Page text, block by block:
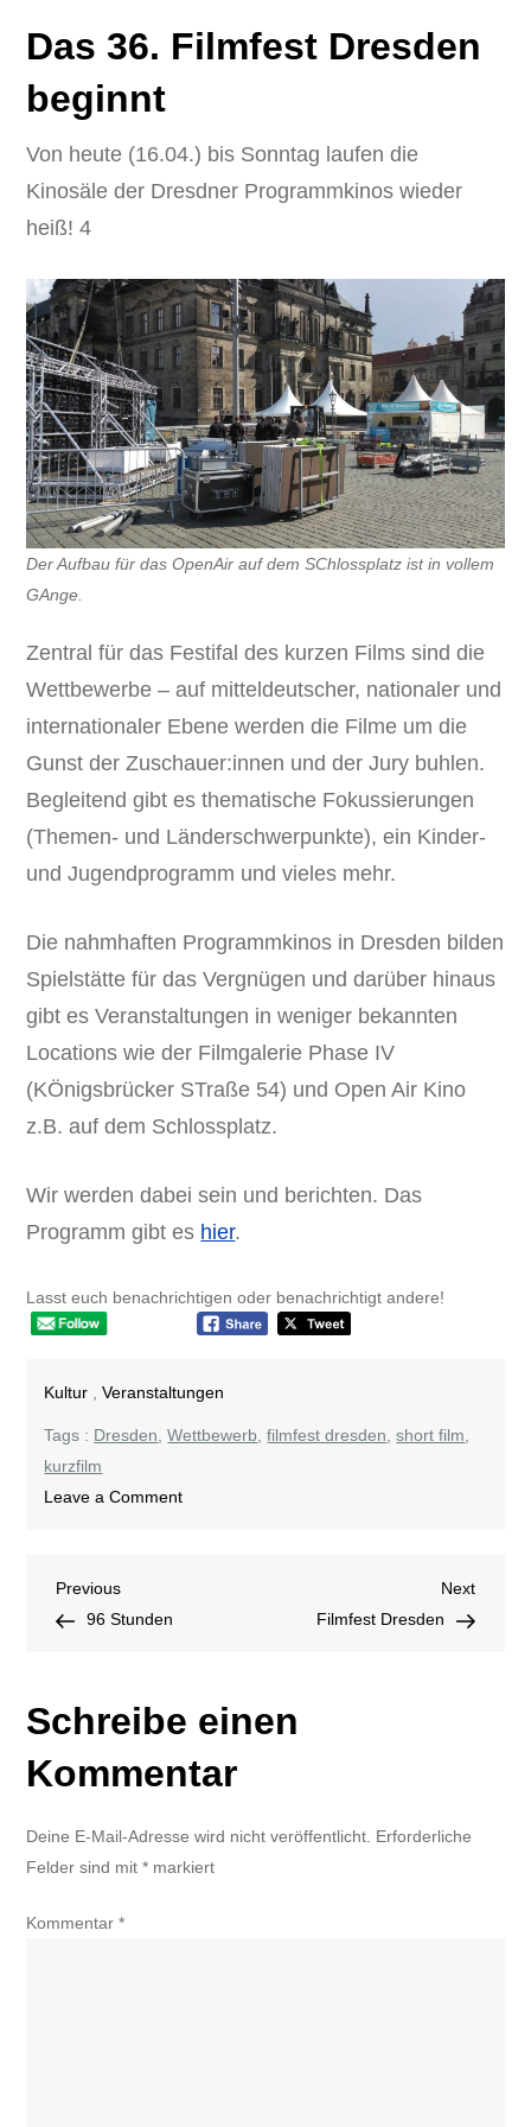
Das 36. Filmfest Dresden
beginnt
Von heute (16.04.) bis Sonntag laufen die
Kinosäle der Dresdner Programmkinos wieder
heiß! 4
Der Aufbau für das OpenAir auf dem SChlossplatz ist in vollem
GAnge.
Zentral für das Festifal des kurzen Films sind die
Wettbewerbe – auf mitteldeutscher, nationaler und
internationaler Ebene werden die Filme um die
Gunst der Zuschauer:innen und der Jury buhlen.
Begleitend gibt es thematische Fokussierungen
(Themen- und Länderschwerpunkte), ein Kinder-
und Jugendprogramm und vieles mehr.
Die nahmhaften Programmkinos in Dresden bilden
Spielstätte für das Vergnügen und darüber hinaus
gibt es Veranstaltungen in weniger bekannten
Locations wie der Filmgalerie Phase IV
(KÖnigsbrücker STraße 54) und Open Air Kino
z.B. auf dem Schlossplatz.
Wir werden dabei sein und berichten. Das
Programm gibt es hier.
Lasst euch benachrichtigen oder benachrichtigt andere!
Kultur ,Veranstaltungen
Tags : Dresden,Wettbewerb,filmfest dresden,short film,
kurzfilm
Leave a Commenton
Beitragsnavigation
Previous
Post
Previous
96 Stunden
Next
Post
Next
Filmfest Dresden
Schreibe einen
Kommentar
Deine E-Mail-Adresse wird nicht veröffentlicht. Erforderliche
Felder sind mit* markiert
Kommentar*